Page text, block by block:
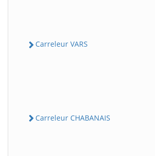
Carreleur VARS
Carreleur CHABANAIS